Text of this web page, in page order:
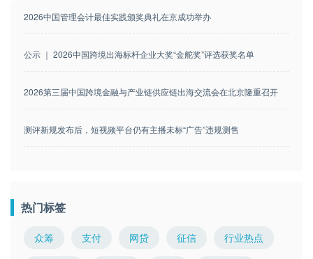
2026中国管理会计最佳实践颁奖典礼在京成功举办
公示 ｜ 2026中国跨境出海标杆企业大奖“金舵奖”评选获奖名单
2026第三届中国跨境金融与产业链供应链出海交流会在北京隆重召开
测评新规发布后，短视频平台仍有主播未标“广告”违规测售
热门标签
众筹 支付 网贷 征信 行业热点